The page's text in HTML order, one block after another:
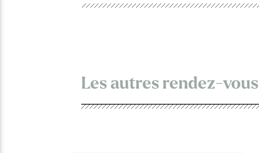
Les autres rendez-vous